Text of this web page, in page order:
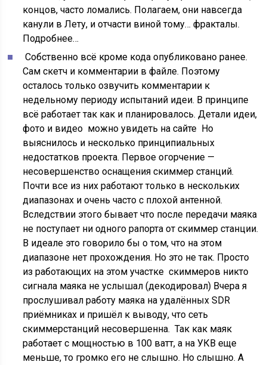
концов, часто ломались. Полагаем, они навсегда
канули в Лету, и отчасти виной тому… фракталы.
Подробнее…
Собственно всё кроме кода опубликовано ранее.
Сам скетч и комментарии в файле. Поэтому
осталось только озвучить комментарии к
недельному периоду испытаний идеи. В принципе
всё работает так как и планировалось. Детали идеи,
фото и видео можно увидеть на сайте Но
выяснилось и несколько принципиальных
недостатков проекта. Первое огорчение —
несовершенство оснащения скиммер станций.
Почти все из них работают только в нескольких
диапазонах и очень часто с плохой антенной.
Вследствии этого бывает что после передачи маяка
не поступает ни одного рапорта от скиммер станции.
В идеале это говорило бы о том, что на этом
диапазоне нет прохождения. Но это не так. Просто
из работающих на этом участке скиммеров никто
сигнала маяка не услышал (декодировал) Вчера я
прослушивал работу маяка на удалённых SDR
приёмниках и пришёл к выводу, что сеть
скиммерстанций несовершенна. Так как маяк
работает с мощностью в 100 ватт, а на УКВ еще
меньше, то громко его не слышно. Но слышно. А